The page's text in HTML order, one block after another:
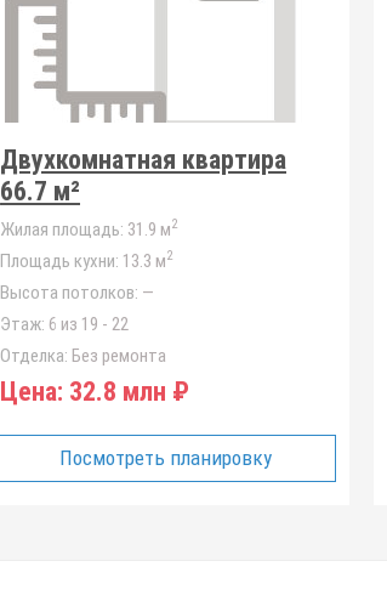
Двухкомнатная квартира
66.7 м²
Жилая площадь: 31.9 м2
Площадь кухни: 13.3 м2
Высота потолков: —
Этаж: 6 из 19 - 22
Отделка: Без ремонта
Цена: 32.8 млн ₽
Посмотреть планировку